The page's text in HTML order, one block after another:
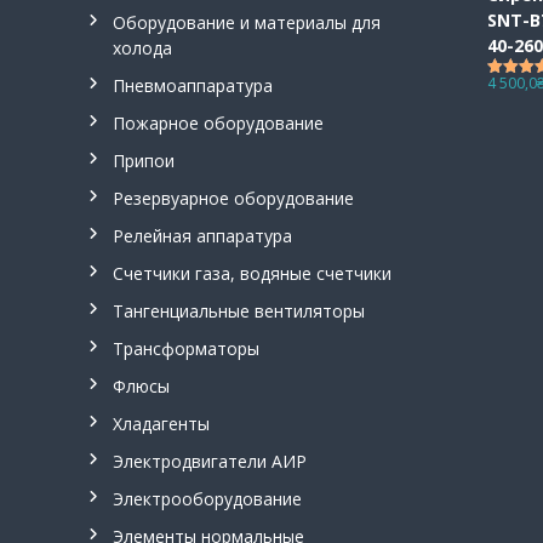
п
в
м
а
п
р
д
е
и
,
Оборудование и материалы для
холода
Пневмоаппаратура
Пожарное оборудование
Припои
Резервуарное оборудование
Релейная аппаратура
Счетчики газа, водяные счетчики
Тангенциальные вентиляторы
Трансформаторы
Флюсы
Хладагенты
Электродвигатели АИР
Электрооборудование
Элементы нормальные
SNT-
40-
Оценка
4 500,0